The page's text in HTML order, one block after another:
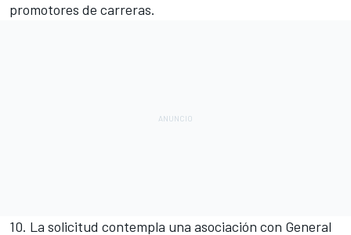
promotores de carreras.
10. La solicitud contempla una asociación con General